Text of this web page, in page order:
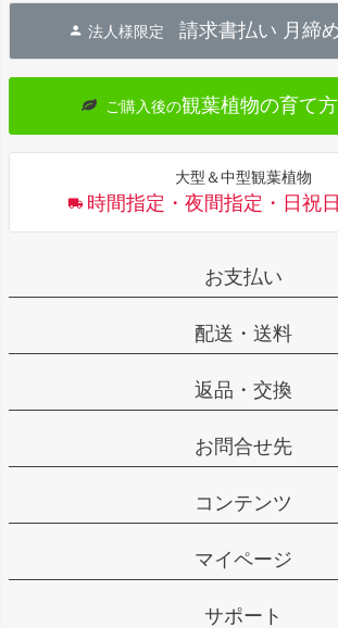
法人様限定 請求書払い 月締
ご購入後の観葉植物の育て
大型＆中型観葉植物
時間指定・夜間指定・日祝
お支払い
配送・送料
返品・交換
お問合せ先
コンテンツ
マイページ
サポート